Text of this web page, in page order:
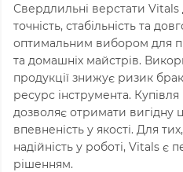
Свердлильні верстати
точність, стабільність та
оптимальним вибором для
та домашніх майстрів.
продукції знижує ризик
ресурс інструмента.
дозволяє отримати вигідну
впевненість у якості. Для
надійність у роботі, Vitals є
рішенням.